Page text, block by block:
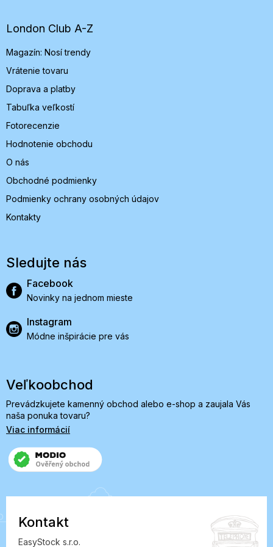
e
London Club A-Z
Magazín: Nosí trendy
Vrátenie tovaru
Doprava a platby
Tabuľka veľkostí
Fotorecenzie
Hodnotenie obchodu
O nás
Obchodné podmienky
Podmienky ochrany osobných údajov
Kontakty
Sledujte nás
Facebook
Novinky na jednom mieste
Instagram
Módne inšpirácie pre vás
Veľkoobchod
Prevádzkujete kamenný obchod alebo e-shop a zaujala Vás
naša ponuka tovaru?
Viac informácií
Kontakt
EasyStock s.r.o.